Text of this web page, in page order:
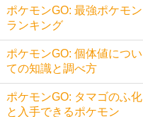
ポケモンGO: 最強ポケモン
ランキング
ポケモンGO: 個体値につい
ての知識と調べ方
ポケモンGO: タマゴのふ化
と入手できるポケモン